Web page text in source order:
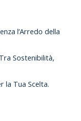
l’Arredo della
Sostenibilità,
la Tua Scelta.